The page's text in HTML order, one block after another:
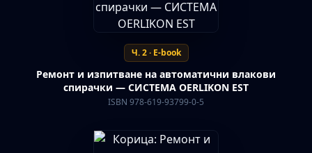
Ч. 2 · E-book
Ремонт и изпитване на автоматични влакови
спирачки — СИСТЕМА OERLIKON EST
ISBN 978-619-93799-0-5